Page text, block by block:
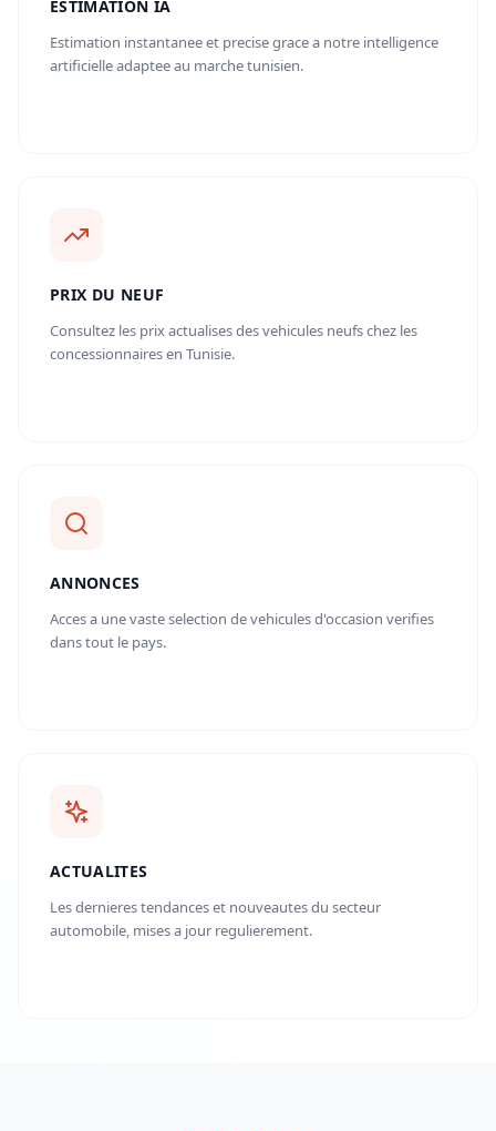
ESTIMATION IA
Estimation instantanee et precise grace a notre intelligence
artificielle adaptee au marche tunisien.
PRIX DU NEUF
Consultez les prix actualises des vehicules neufs chez les
concessionnaires en Tunisie.
ANNONCES
Acces a une vaste selection de vehicules d'occasion verifies
dans tout le pays.
ACTUALITES
Les dernieres tendances et nouveautes du secteur
automobile, mises a jour regulierement.